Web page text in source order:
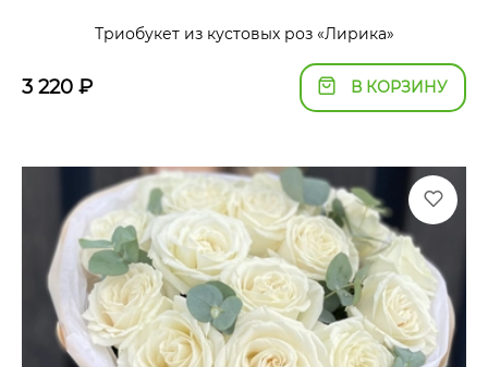
Триобукет из кустовых роз «Лирика»
3 220 ₽ В КОРЗИНУ